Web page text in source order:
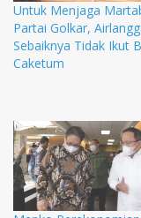
Untuk Menjaga
Partai Golkar,
Sebaiknya Tidak Ikut
Caketum